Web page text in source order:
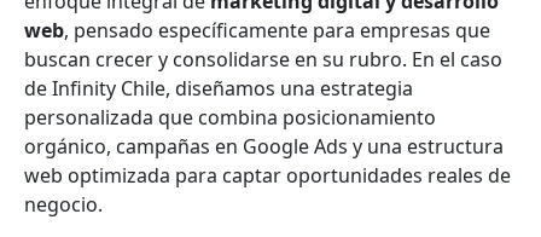
web, pensado específicamente para empresas que
buscan crecer y consolidarse en su rubro. En el caso
de Infinity Chile, diseñamos una estrategia
personalizada que combina posicionamiento
orgánico, campañas en Google Ads y una estructura
web optimizada para captar oportunidades reales de
negocio.